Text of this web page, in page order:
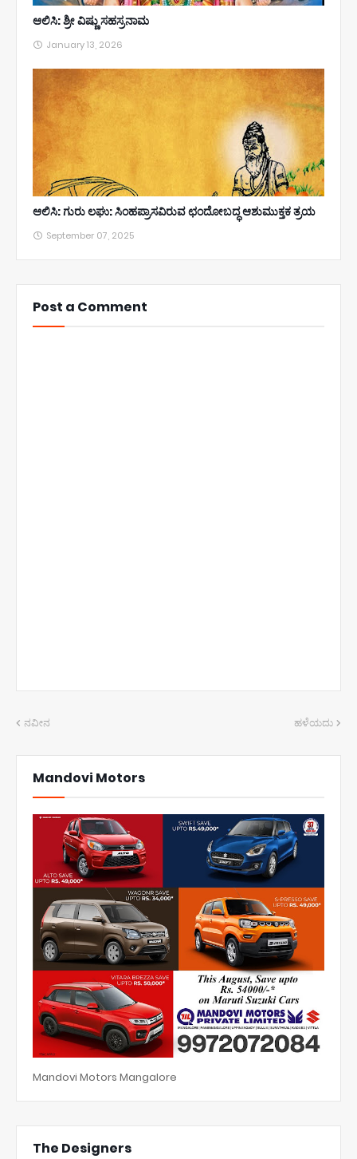
ಆಲಿಸಿ: ಶ್ರೀ ವಿಷ್ಣು ಸಹಸ್ರನಾಮ
January 13, 2026
ಆಲಿಸಿ: ಗುರು ಲಘು: ಸಿಂಹಪ್ರಾಸವಿರುವ ಛಂದೋಬದ್ಧ ಆಶುಮುಕ್ತಕ ತ್ರಯ
September 07, 2025
Post a Comment
ನವೀನ ಹಳೆಯದು
Mandovi Motors
Mandovi Motors Mangalore
The Designers